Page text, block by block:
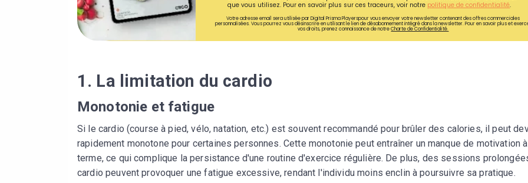
que vous utilisez. Pour en savoir plus sur ces traceurs, voir notre politique de confidentialité.
Votre adresse email sera utilisée par Digital Prisma Playerspour vous envoyer votre newsletter contenant des offres commerciales
personnalisées. Vous pourrez vous désinscrire en utilisant le lien de désabonnement intégré dans la newsletter. Pour en savoir plus et
vos droits, prenez connaissance de notreCharte de Confidentialité.
1. La limitation du cardio
Monotonie et fatigue
Si le cardio (course à pied, vélo, natation, etc.) est souvent recommandé pour brûler des calories, il peut
rapidement monotone pour certaines personnes. Cette monotonie peut entraîner un manque de motivation
terme, ce qui complique la persistance d'une routine d'exercice régulière. De plus, des sessions
cardio peuvent provoquer une fatigue excessive, rendant l'individu moins enclin à poursuivre sa pratique.
CROQ.